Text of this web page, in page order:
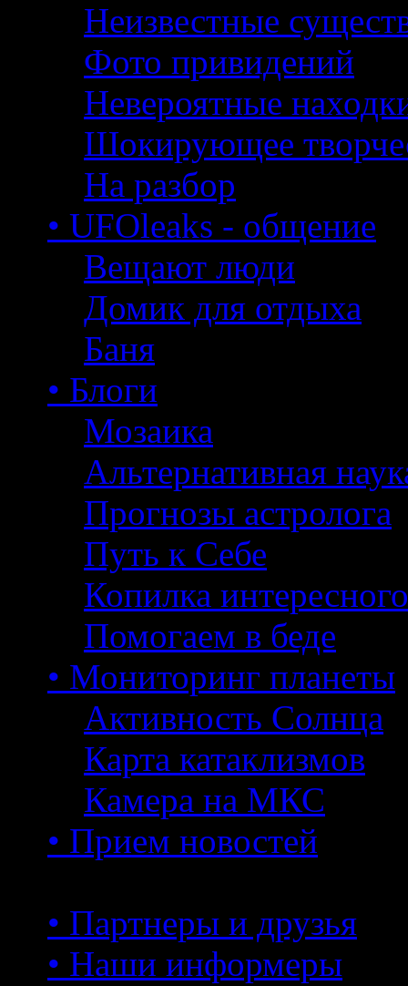
Неизвестные
Фото привидений
Невероятные
Шокирующее
На разбор
• UFOleaks - общение
Вещают люди
Домик для отдыха
Баня
• Блоги
Мозаика
Альтернативная
Прогнозы астролога
Путь к Себе
Копилка интересного
Помогаем в беде
• Мониторинг планеты
Активность Солнца
Карта катаклизмов
Камера на МКС
• Прием новостей
• Партнеры и друзья
• Наши информеры